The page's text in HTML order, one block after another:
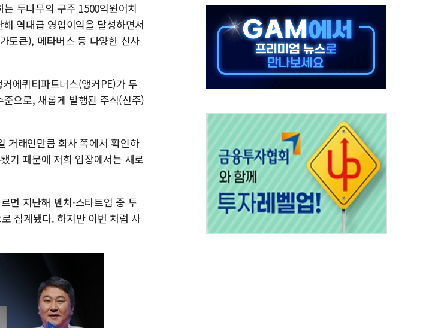
럼프, 中 겨냥 폴리실리콘 관세 15% 부과…美 태양광주 급등
진] 빈살만과 에르도안의 만남
란와이어 "이란 최고지도자 위독…곧 사망해도 놀랍지 않아"
남동발전, 해남군에 국내 최대 규모 400MW 태양광 착공…여의도 1.6배 규모
두나무의 구주 1500억원어치
역대급 영업이익을 달성하면서
토큰), 메타버스 등 다양한 신사
에퀴티파트너스(앵커PE)가 두
으로, 새롭게 발행된 주식(신주)
거래인만큼 회사 쪽에서 확인하
기 때문에 저희 입장에서는 새로
면 지난해 벤처·스타트업 중 투
집계됐다. 하지만 이번 처럼 사